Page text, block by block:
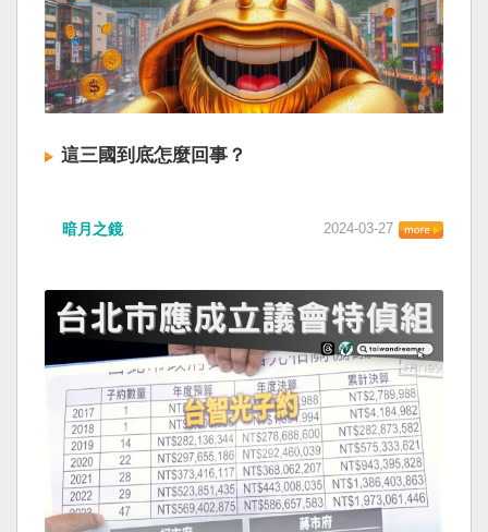
這三國到底怎麼回事？
暗月之鏡 2024-03-27